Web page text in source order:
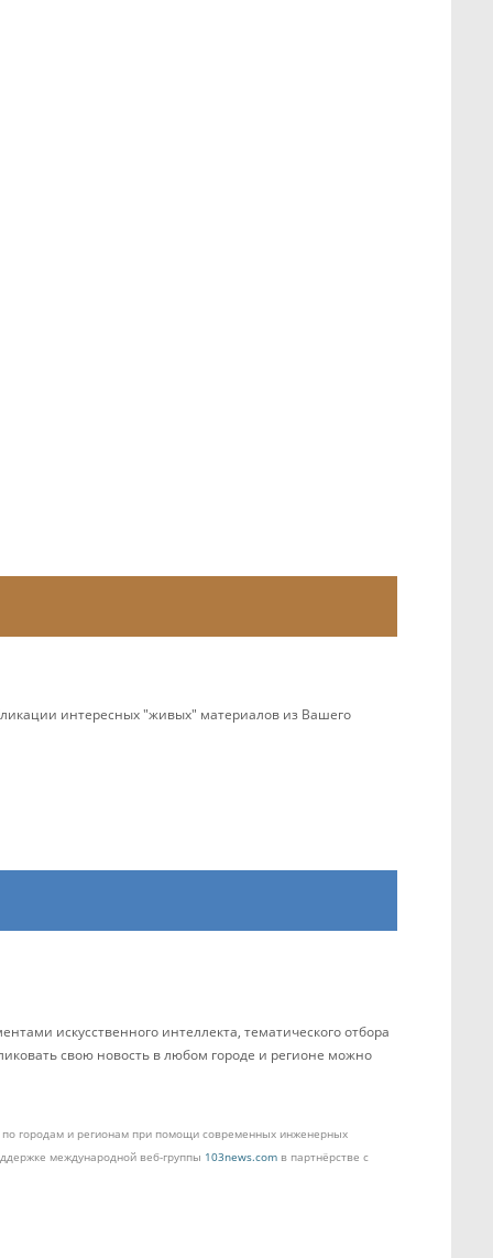
интересных "живых" материалов из Вашего
искусственного интеллекта, тематического отбора
свою новость в любом городе и регионе можно
по городам и регионам при помощи современных инженерных
международной веб-группы 103news.com в партнёрстве с